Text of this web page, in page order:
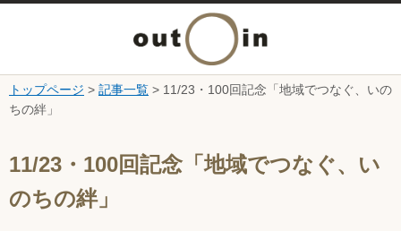
本文へ
ニ
ュ
ー
を
トップページ > 記事一覧 > 11/23・100回記念「地域でつなぐ、いの
ちの絆」
11/23・100回記念「地域でつなぐ、い
のちの絆」